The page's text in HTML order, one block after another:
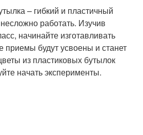
– гибкий и пластичный
работать. Изучив
начинайте изготавливать
приемы будут усвоены и станет
из пластиковых бутылок
начать эксперименты.